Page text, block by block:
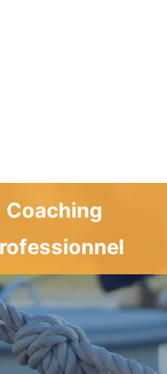
Coaching